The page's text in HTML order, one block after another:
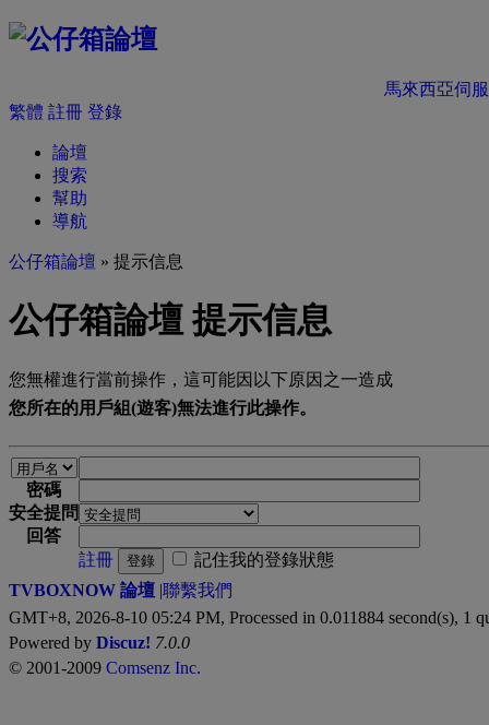
馬來西亞伺
繁體 註冊 登錄
論壇
搜索
幫助
導航
公仔箱論壇 » 提示信息
公仔箱論壇 提示信息
您無權進行當前操作，這可能因以下原因之一造成
您所在的用戶組(遊客)無法進行此操作。
密碼
安全提問
回答
註冊
登錄
記住我的登錄狀態
TVBOXNOW 論壇 |聯繫我們
GMT+8, 2026-8-10 05:24 PM, Processed in 0.011884 second(s), 1
Powered by Discuz! 7.0.0
© 2001-2009 Comsenz Inc.